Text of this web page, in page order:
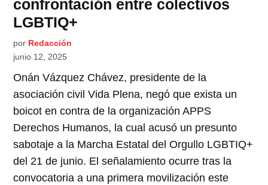
confrontación entre colectivos
LGBTIQ+
por Redacción
junio 12, 2025
Onán Vázquez Chávez, presidente de la
asociación civil Vida Plena, negó que exista un
boicot en contra de la organización APPS
Derechos Humanos, la cual acusó un presunto
sabotaje a la Marcha Estatal del Orgullo LGBTIQ+
del 21 de junio. El señalamiento ocurre tras la
convocatoria a una primera movilización este